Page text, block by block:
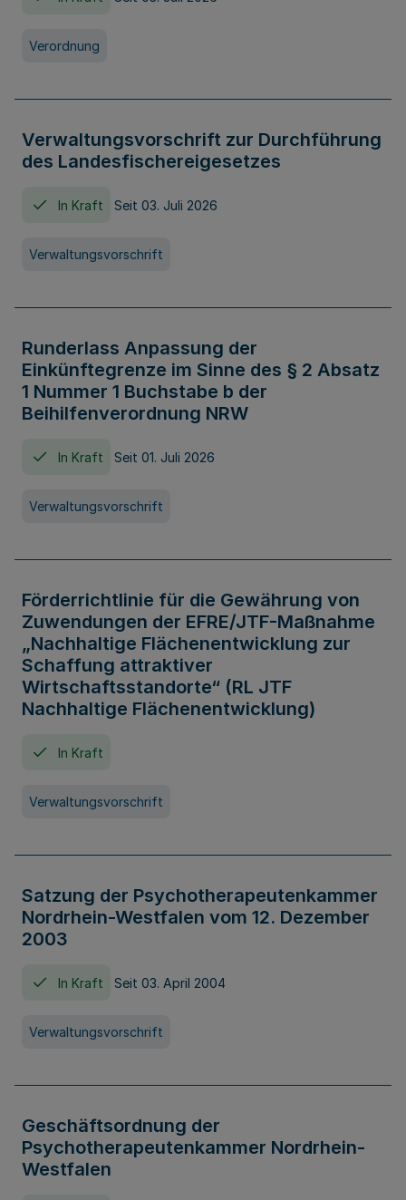
Verordnung
Verwaltungsvorschrift zur Durchführung
des Landesfischereigesetzes
In Kraft Seit 03. Juli 2026
Verwaltungsvorschrift
Runderlass Anpassung der
Einkünftegrenze im Sinne des § 2 Absatz
1 Nummer 1 Buchstabe b der
Beihilfenverordnung NRW
In Kraft Seit 01. Juli 2026
Verwaltungsvorschrift
Förderrichtlinie für die Gewährung von
Zuwendungen der EFRE/JTF-Maßnahme
„Nachhaltige Flächenentwicklung zur
Schaffung attraktiver
Wirtschaftsstandorte“ (RL JTF
Nachhaltige Flächenentwicklung)
In Kraft
Verwaltungsvorschrift
Satzung der Psychotherapeutenkammer
Nordrhein-Westfalen vom 12. Dezember
2003
In Kraft Seit 03. April 2004
Verwaltungsvorschrift
Geschäftsordnung der
Psychotherapeutenkammer Nordrhein-
Westfalen